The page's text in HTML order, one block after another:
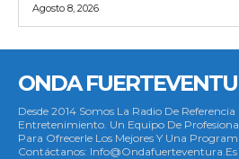
Agosto 8, 2026
ONDA
Desde 2014 Somos La Radio De
Entretenimiento. Un Equipo De
Para Ofrecerle Los Mejores Y Una
Contáctanos: Info@ondafuerteventura.es